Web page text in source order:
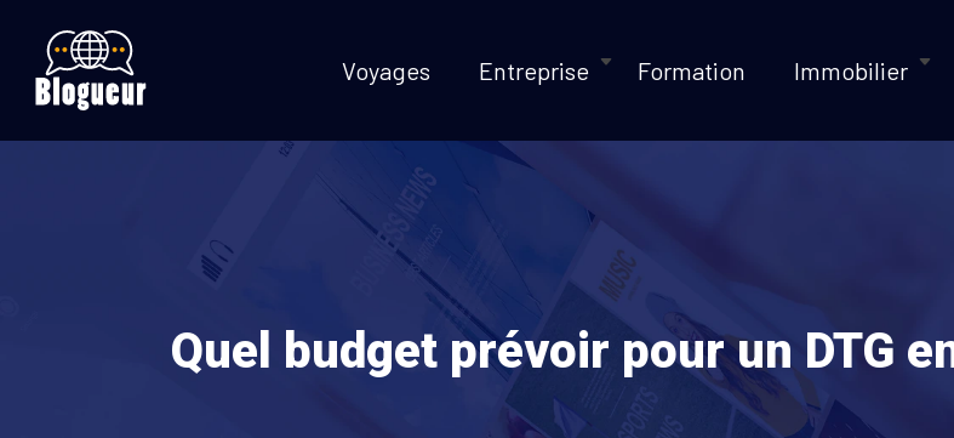
Voyages Entreprise Formation Immobilier
Quel budget prévoir pour un DTG